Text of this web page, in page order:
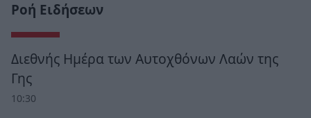
Ροή Ειδήσεων
Διεθνής Ημέρα των Αυτοχθόνων Λαών της
Γης
10:30